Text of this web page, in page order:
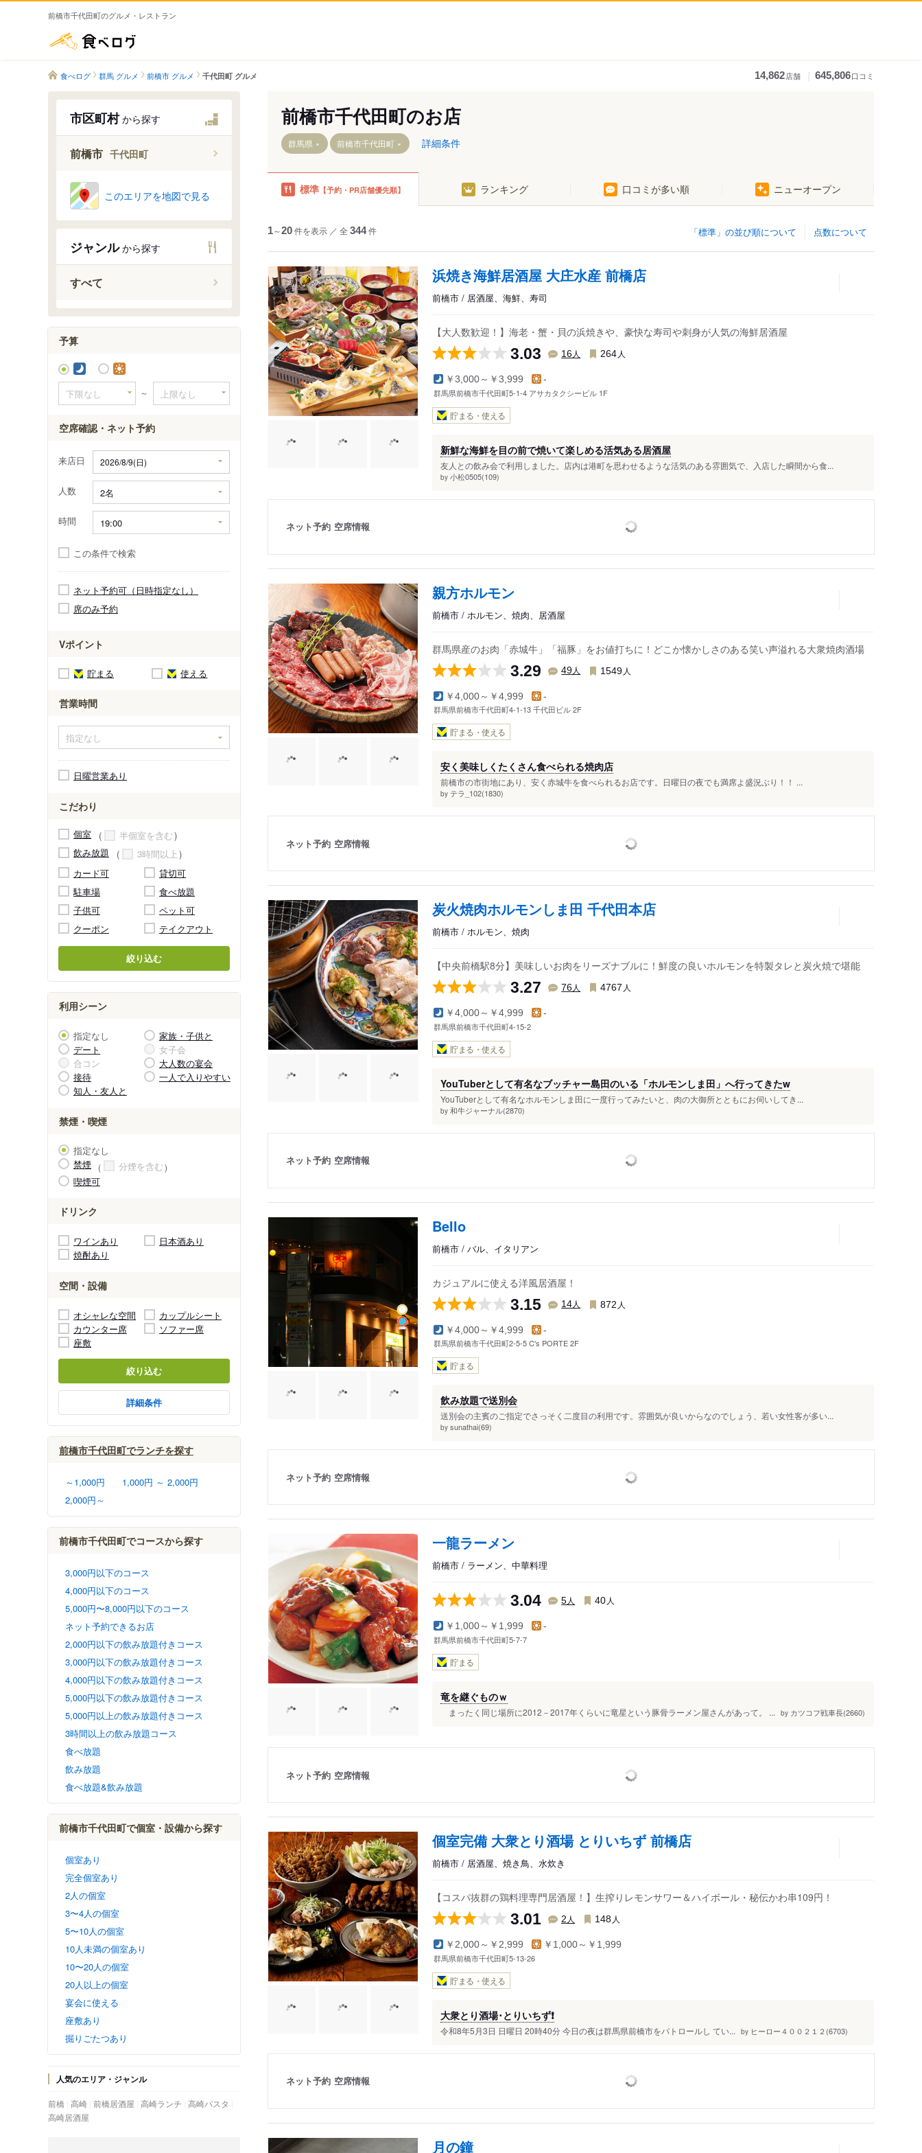
前橋市千代田町のグルメ・レストラン
食べログ 群馬 グルメ 前橋市 グルメ 千代田町 グルメ 14,862店舗 645,806口コミ
市区町村から探す
前橋市 千代田町
田口町
千代田町
堤町
鶴が谷町
鶴光路町
富田町
鳥羽町
問屋町
このエリアを地図で見る
ジャンルから探す
すべて
予算
～
空席確認・ネット予約
来店日
人数
時間
この条件で検索
ネット予約可（日時指定なし）
席のみ予約
Vポイント
貯まる 使える
営業時間
日曜営業あり
こだわり
個室
半個室を含む
飲み放題
3時間以上
カード可
貸切可
駐車場
食べ放題
子供可
ペット可
クーポン
テイクアウト
絞り込む
利用シーン
指定なし
家族・子供と
デート
女子会
合コン
大人数の宴会
接待
一人で入りやすい
知人・友人と
禁煙・喫煙
指定なし
禁煙
分煙を含む
喫煙可
ドリンク
ワインあり
日本酒あり
焼酎あり
空間・設備
オシャレな空間
カップルシート
カウンター席
ソファー席
座敷
絞り込む
詳細条件
前橋市千代田町でランチを探す
～1,000円
1,000円 ～ 2,000円
2,000円～
前橋市千代田町でコースから探す
3,000円以下のコース
4,000円以下のコース
5,000円〜8,000円以下のコース
ネット予約できるお店
2,000円以下の飲み放題付きコース
3,000円以下の飲み放題付きコース
4,000円以下の飲み放題付きコース
5,000円以下の飲み放題付きコース
5,000円以上の飲み放題付きコース
3時間以上の飲み放題コース
食べ放題
飲み放題
食べ放題&飲み放題
前橋市千代田町で個室・設備から探す
個室あり
完全個室あり
2人の個室
3〜4人の個室
5〜10人の個室
10人未満の個室あり
10〜20人の個室
20人以上の個室
宴会に使える
座敷あり
掘りごたつあり
人気のエリア・ジャンル
前橋 高崎 前橋居酒屋 高崎ランチ 高崎パスタ
高崎居酒屋
前橋市千代田町のお店
群馬県 前橋市千代田町 詳細条件
標準 【予約・PR店舗優先順】 ランキング 口コミが多い順 ニューオープン
点数について
「標準」の並び順について
1～20件を表示 ／ 全 344件
浜焼き海鮮居酒屋 大庄水産 前橋店
前橋市 / 居酒屋、海鮮、寿司
【大人数歓迎！】海老・蟹・貝の浜焼きや、豪快な寿司や刺身が人気の海鮮居酒屋
3.03 16人 264 人
￥3,000～￥3,999
-
群馬県前橋市千代田町5-1-4 アサカタクシービル 1F
貯まる・使える
新鮮な海鮮を目の前で焼いて楽しめる活気ある居酒屋
友人との飲み会で利用しました。店内は港町を思わせるような活気のある雰囲気で、入店した瞬間から食...
by 小松0505(109)
ネット予約 空席情報
親方ホルモン
前橋市 / ホルモン、焼肉、居酒屋
群馬県産のお肉「赤城牛」「福豚」をお値打ちに！どこか懐かしさのある笑い声溢れる大衆焼肉酒場
3.29 49人 1549 人
￥4,000～￥4,999
-
群馬県前橋市千代田町4-1-13 千代田ビル 2F
貯まる・使える
安く美味しくたくさん食べられる焼肉店
前橋市の市街地にあり、安く赤城牛を食べられるお店です。日曜日の夜でも満席よ盛況ぶり！！ ...
by テラ_102(1830)
ネット予約 空席情報
炭火焼肉ホルモンしま田 千代田本店
前橋市 / ホルモン、焼肉
【中央前橋駅8分】美味しいお肉をリーズナブルに！鮮度の良いホルモンを特製タレと炭火焼で堪能
3.27 76人 4767 人
￥4,000～￥4,999
-
群馬県前橋市千代田町4-15-2
貯まる・使える
YouTuberとして有名なブッチャー島田のいる「ホルモンしま田」へ行ってきたw
YouTuberとして有名なホルモンしま田に一度行ってみたいと、肉の大御所とともにお伺いしてき...
by 和牛ジャーナル(2870)
ネット予約 空席情報
Bello
前橋市 / バル、イタリアン
カジュアルに使える洋風居酒屋！
3.15 14人 872 人
￥4,000～￥4,999
-
群馬県前橋市千代田町2-5-5 C's PORTE 2F
貯まる
飲み放題で送別会
送別会の主賓のご指定でさっそく二度目の利用です。雰囲気が良いからなのでしょう、若い女性客が多い...
by sunathai(69)
ネット予約 空席情報
一龍ラーメン
前橋市 / ラーメン、中華料理
3.04 5人 40 人
￥1,000～￥1,999
-
群馬県前橋市千代田町5-7-7
貯まる
竜を継ぐものｗ
まったく同じ場所に2012－2017年くらいに竜星という豚骨ラーメン屋さんがあって。 ... by カツコフ戦車長(2660)
ネット予約 空席情報
個室完備 大衆とり酒場 とりいちず 前橋店
前橋市 / 居酒屋、焼き鳥、水炊き
【コスパ抜群の鶏料理専門居酒屋！】生搾りレモンサワー＆ハイボール・秘伝かわ串109円！
3.01 2 人 148 人
￥2,000～￥2,999
￥1,000～￥1,999
群馬県前橋市千代田町5-13-26
貯まる・使える
大衆とり酒場･とりいちず❗️
令和8年5月3日 日曜日 20時40分 今日の夜は群馬県前橋市をパトロールし てい... by ヒーロー４００２１２(6703)
ネット予約 空席情報
月の鐘